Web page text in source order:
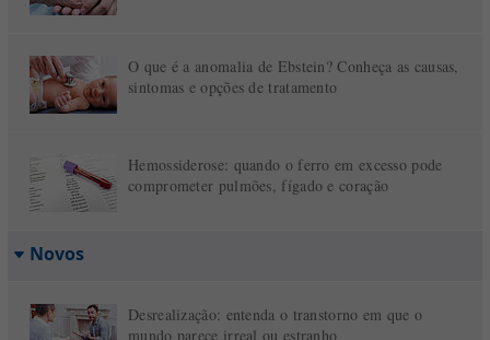
O que é a anomalia de Ebstein? Conheça as causas,
sintomas e opções de tratamento
Hemossiderose: quando o ferro em excesso pode
comprometer pulmões, fígado e coração
Novos
Desrealização: entenda o transtorno em que o
mundo parece irreal ou estranho